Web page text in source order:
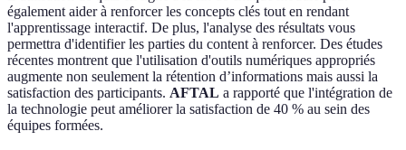
également aider à renforcer les concepts clés tout en rendant
l'apprentissage interactif. De plus, l'analyse des résultats vous
permettra d'identifier les parties du content à renforcer. Des études
récentes montrent que l'utilisation d'outils numériques appropriés
augmente non seulement la rétention d’informations mais aussi la
satisfaction des participants. AFTAL a rapporté que l'intégration de
la technologie peut améliorer la satisfaction de 40 % au sein des
équipes formées.